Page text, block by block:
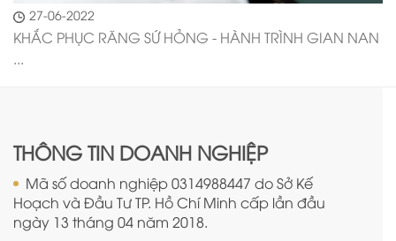
27-06-2022
KHẮC PHỤC RĂNG SỨ HỎNG - HÀNH TRÌNH GIAN NAN
...
THÔNG TIN DOANH NGHIỆP
Mã số doanh nghiệp 0314988447 do Sở Kế
Hoạch và Đầu Tư TP. Hồ Chí Minh cấp lần đầu
ngày 13 tháng 04 năm 2018.